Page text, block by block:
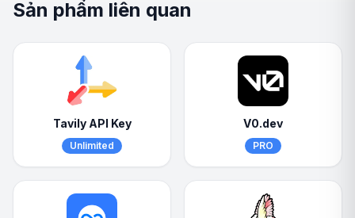
Sản phẩm liên quan
Tavily API Key
Unlimited
V0.dev
PRO